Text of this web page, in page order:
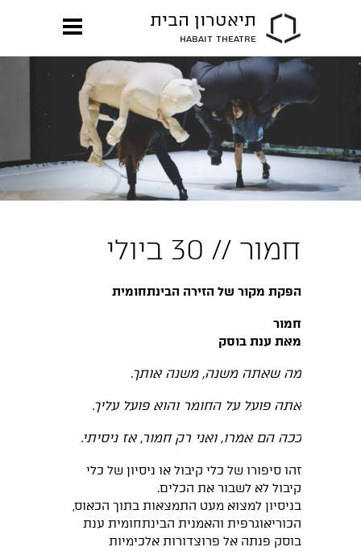
תיאטרון הבית
HABAIT THEATRE
חמור // 30 ביולי
הפקת מקור של הזירה הבינתחומית
חמור
מאת ענת בוסק
מה שאתה משנה, משנה אותך.
אתה פועל על החומר והוא פועל עליך.
ככה הם אמרו, ואני רק חמור, אז ניסיתי.
זהו סיפורו של כלי קיבול או ניסיון של כלי
קיבול לא לשבור את הכלים.
בניסיון למצוא מעט התמצאות בתוך הכאוס,
הכוריאוגרפית והאמנית הבינתחומית ענת
בוסק פנתה אל פרוצדורות אלכימיות